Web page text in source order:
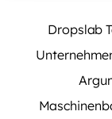
Dropslab